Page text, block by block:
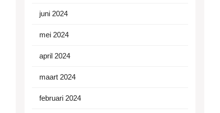
juni 2024
mei 2024
april 2024
maart 2024
februari 2024